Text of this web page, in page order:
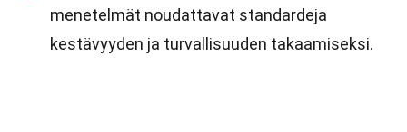
menetelmät noudattavat standardeja
kestävyyden ja turvallisuuden takaamiseksi.